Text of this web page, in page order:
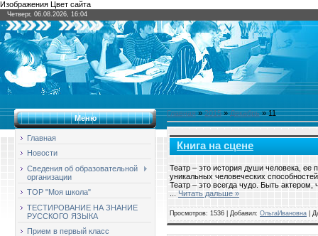
Изображения Цвет сайта
Четверг, 06.08.2026, 16:04
Меню
Главная
Новости
Сведения об образовательной
организации
ТОР "Моя школа"
ТЕСТИРОВАНИЕ НА ЗНАНИЕ
РУССКОГО ЯЗЫКА
Прием в первый класс
Главная»2015 » Декабрь » 11
Книга на сцене
Театр – это история души человека, ее
уникальных человеческих
Театр – это всегда чудо. Быть
Читать дальше »
Просмотров: 1536 | Добавил: ОльгаИвановна |